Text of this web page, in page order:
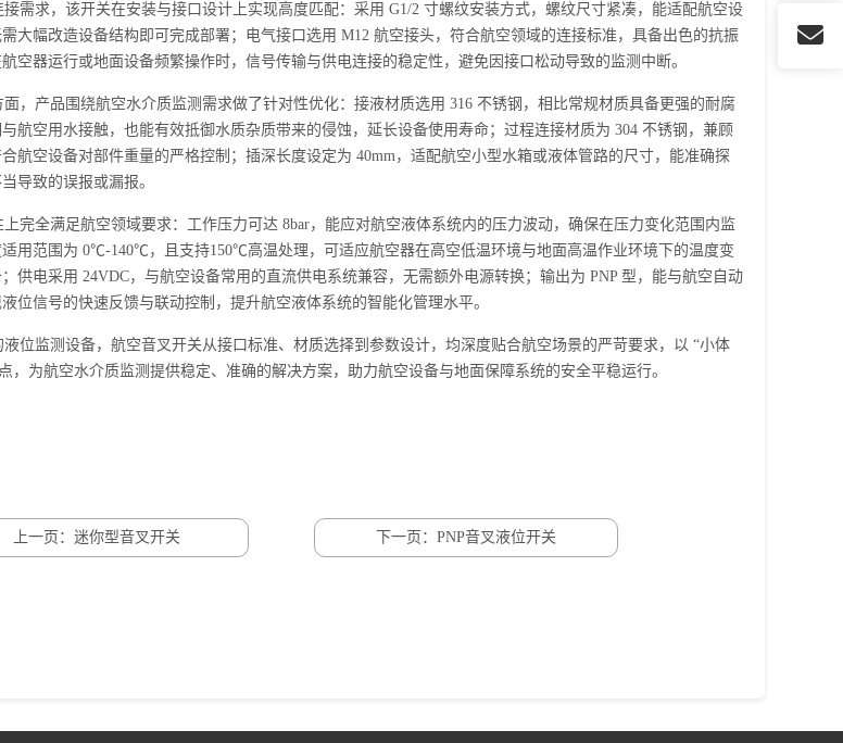
需求，该开关在安装与接口设计上实现高度匹配：采用 G1/2 寸螺纹安装方式，螺纹尺寸紧凑，能适配航空设
大幅改造设备结构即可完成部署；电气接口选用 M12 航空接头，符合航空领域的连接标准，具备出色的抗振
空器运行或地面设备频繁操作时，信号传输与供电连接的稳定性，避免因接口松动导致的监测中断。
，产品围绕航空水介质监测需求做了针对性优化：接液材质选用 316 不锈钢，相比常规材质具备更强的耐腐
航空用水接触，也能有效抵御水质杂质带来的侵蚀，延长设备使用寿命；过程连接材质为 304 不锈钢，兼顾
航空设备对部件重量的严格控制；插深长度设定为 40mm，适配航空小型水箱或液体管路的尺寸，能准确探
导致的误报或漏报。
完全满足航空领域要求：工作压力可达 8bar，能应对航空液体系统内的压力波动，确保在压力变化范围内监
用范围为 0℃-140℃，且支持150℃高温处理，可适应航空器在高空低温环境与地面高温作业环境下的温度变
供电采用 24VDC，与航空设备常用的直流供电系统兼容，无需额外电源转换；输出为 PNP 型，能与航空自动
位信号的快速反馈与联动控制，提升航空液体系统的智能化管理水平。
位监测设备，航空音叉开关从接口标准、材质选择到参数设计，均深度贴合航空场景的严苛要求，以 “小体
，为航空水介质监测提供稳定、准确的解决方案，助力航空设备与地面保障系统的安全平稳运行。
上一页：迷你型音叉开关 下一页：PNP音叉液位开关